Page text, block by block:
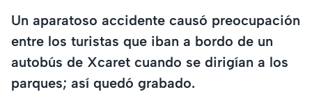
Un aparatoso accidente causó preocupación
entre los turistas que iban a bordo de un
autobús de Xcaret cuando se dirigían a los
parques; así quedó grabado.